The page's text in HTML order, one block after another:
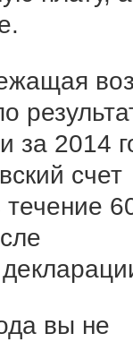
за 2014
счет
течение
вы не